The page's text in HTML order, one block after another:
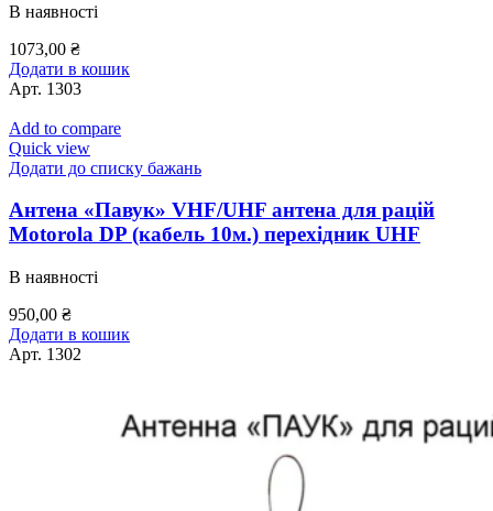
В наявності
1073,00 ₴
Додати в кошик
Арт. 1303
Add to compare
Quick view
Додати до списку бажань
Антена «Павук» VHF/UHF антена для рацій
Motorola DP (кабель 10м.) перехідник UHF
В наявності
950,00 ₴
Додати в кошик
Арт. 1302